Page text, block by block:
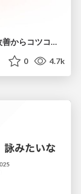
急成長を支える基盤作り〜地道な改善からコツコツと〜 #cre_meetup
0 4.7k